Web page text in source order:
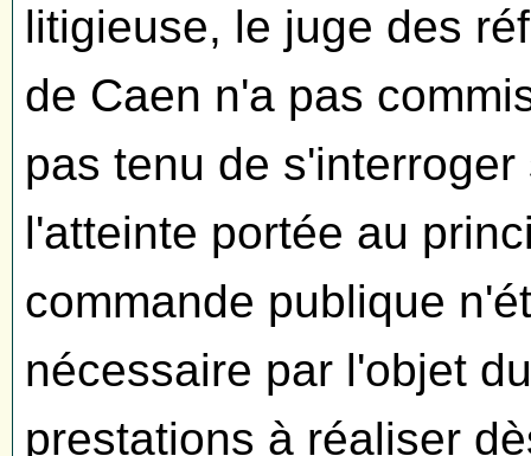
litigieuse, le juge des
de Caen n'a pas
pas tenu de
l'atteinte portée au
commande publique
nécessaire par l'objet
prestations à réaliser